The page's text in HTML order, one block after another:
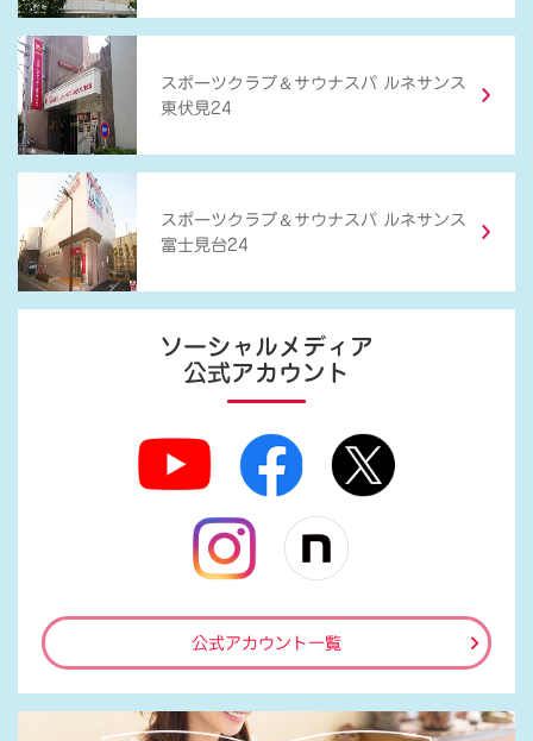
スポーツクラブ ＆ サウナスパ ルネサンス
東伏見24
スポーツクラブ ＆ サウナスパ ルネサンス
富士見台24
ソーシャルメディア
公式アカウント
公式アカウント一覧